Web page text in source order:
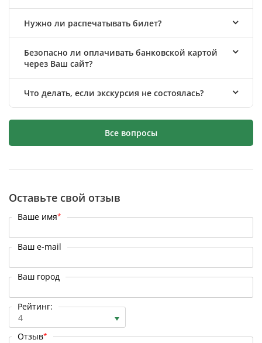
Нужно ли распечатывать билет?
Безопасно ли оплачивать банковской картой
через Ваш сайт?
Что делать, если экскурсия не состоялась?
Все вопросы
Оставьте свой отзыв
Ваше имя*
Ваш e-mail
Ваш город
Рейтинг:
4
Отзыв*